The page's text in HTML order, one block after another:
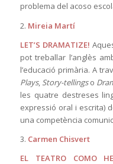
problema del acoso
2. Mireia Martí
LET’S DRAMATIZE!
pot treballar l’anglès
l’educació primària. A
Plays, Story-tellingso
les quatre destreses
expressió oral i escrita)
una competència
3. Carmen Chisvert
EL TEATRO COMO